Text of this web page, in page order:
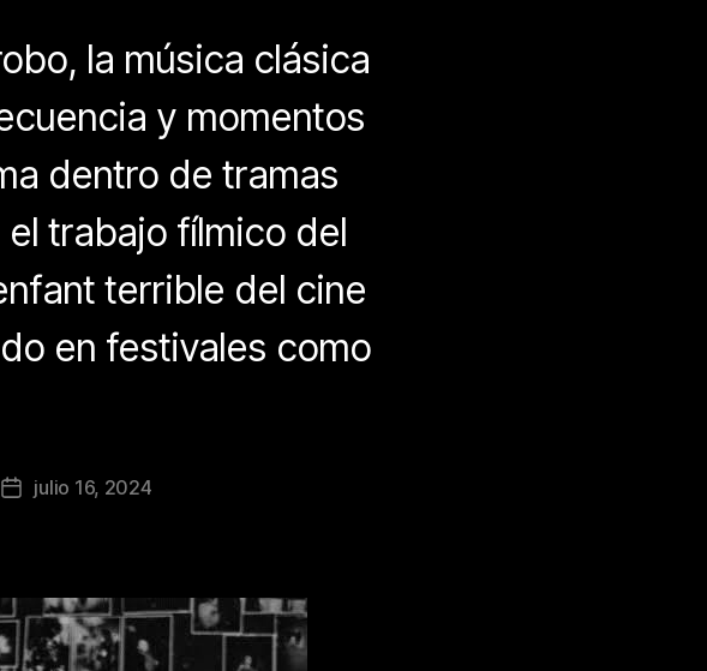
la música clásica
y momentos
dentro de tramas
trabajo fílmico del
terrible del cine
en festivales como
Fechajulio 16, 2024